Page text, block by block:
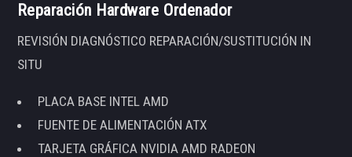
Reparación Hardware Ordenador
REVISIÓN DIAGNÓSTICO REPARACIÓN/SUSTITUCIÓN IN
SITU
PLACA BASE INTEL AMD
FUENTE DE ALIMENTACIÓN ATX
TARJETA GRÁFICA NVIDIA AMD RADEON